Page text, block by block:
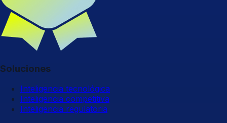
Soluciones
Inteligencia tecnológica
Inteligencia competitiva
Inteligencia regulatoria